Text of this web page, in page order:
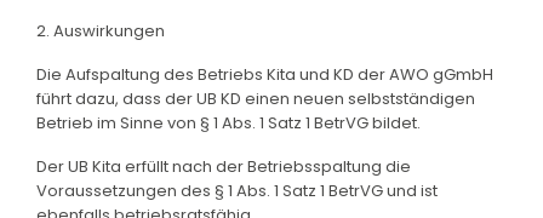
2. Auswirkungen
Die Aufspaltung des Betriebs Kita und KD der AWO gGmbH
führt dazu, dass der UB KD einen neuen selbstständigen
Betrieb im Sinne von § 1 Abs. 1 Satz 1 BetrVG bildet.
Der UB Kita erfüllt nach der Betriebsspaltung die
Voraussetzungen des § 1 Abs. 1 Satz 1 BetrVG und ist